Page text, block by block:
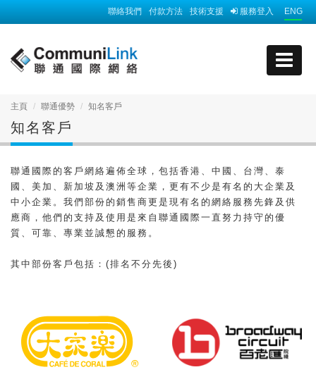
ENG
服務登入
技術支援
付款方法
聯絡我們
主頁 聯通優勢 知名客戶
知名客戶
聯通國際的客戶網絡遍佈全球，包括香港、中國、台灣、泰
國、美加、新加坡及澳洲等企業，更有不少是有名的大企業及
中小企業。我們部份的銷售商更是現有名的網絡服務先鋒及供
應商，他們的支持及使用是來自聯通國際一直努力持守的優
質、可靠、專業並誠懇的服務。
其中部份客戶包括：(排名不分先後)